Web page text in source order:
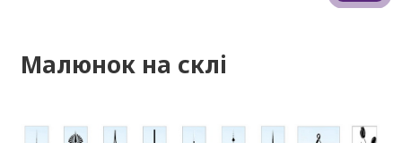
Малюнок на склі